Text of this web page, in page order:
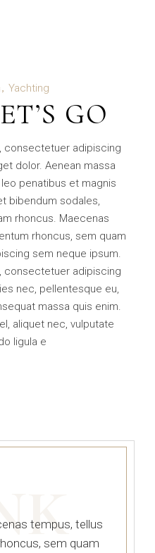
Yachting
GO
consectetuer adipiscing
dolor. Aenean massa
penatibus et magnis
bibendum sodales,
rhoncus. Maecenas
rhoncus, sem quam
sem neque ipsum.
consectetuer adipiscing
nec, pellentesque eu,
massa quis enim.
aliquet nec, vulputate
ligula e
tempus, tellus
sem quam